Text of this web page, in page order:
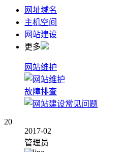
网址域名
主机空间
网站建设
更多
网站维护
故障排查
20
2017-02
管理员